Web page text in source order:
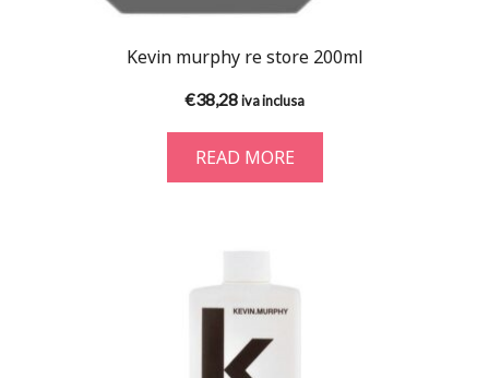
Kevin murphy re store 200ml
€38,28iva inclusa
READ MORE